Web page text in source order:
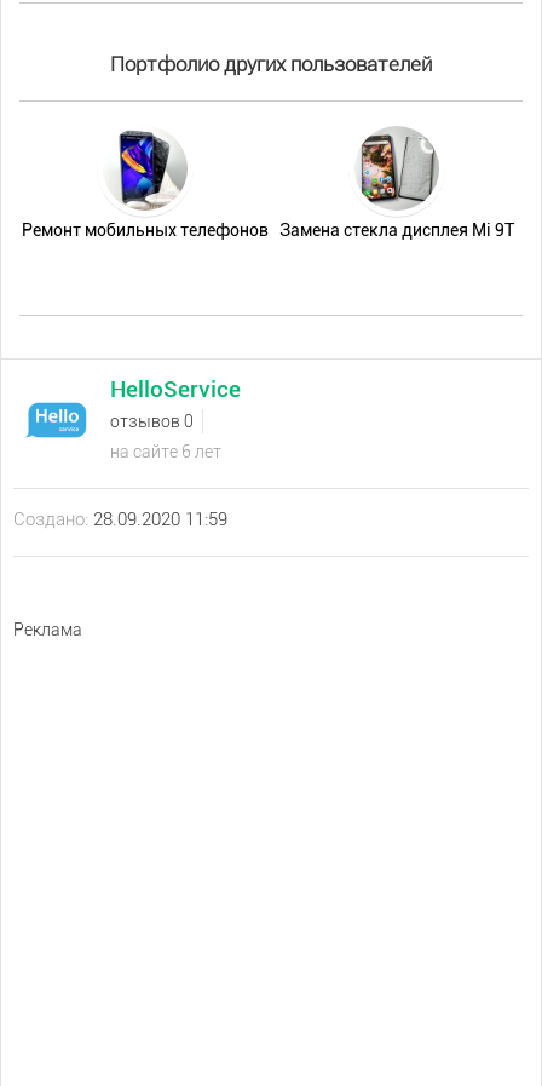
Портфолио других пользователей
Ремонт мобильных телефонов Замена стекла дисплея Mi 9T
HelloService
отзывов 0
на сайте 6 лет
Создано: 28.09.2020 11:59
Реклама